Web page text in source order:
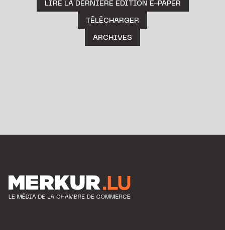
LIRE LA DERNIÈRE ÉDITION E-PAPER
TÉLÉCHARGER
ARCHIVES